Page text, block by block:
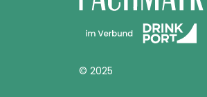
© 2025